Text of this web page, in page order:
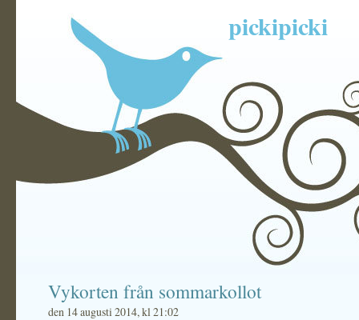
pickipicki
Vykorten från sommarkollot
den 14 augusti 2014, kl 21:02